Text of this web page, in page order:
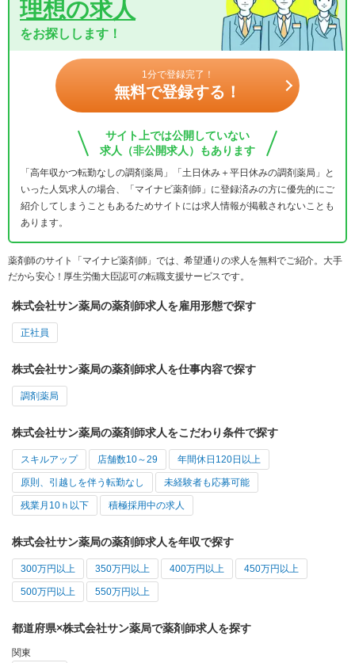
理想の求人
をお探しします！
1分で登録完了！
無料で登録する！
サイト上では公開していない
求人（非公開求人）もあります
「高年収かつ転勤なしの調剤薬局」「土日休み＋平日休みの調剤薬局」と
いった人気求人の場合、「マイナビ薬剤師」に登録済みの方に優先的にご
紹介してしまうこともあるためサイトには求人情報が掲載されないことも
あります。
薬剤師のサイト「マイナビ薬剤師」では、希望通りの求人を無料でご紹介。大手
だから安心！厚生労働大臣認可の転職支援サービスです。
株式会社サン薬局の薬剤師求人を雇用形態で探す
正社員
株式会社サン薬局の薬剤師求人を仕事内容で探す
調剤薬局
株式会社サン薬局の薬剤師求人をこだわり条件で探す
スキルアップ 店舗数10～29 年間休日120日以上
原則、引越しを伴う転勤なし 未経験者も応募可能
残業月10ｈ以下 積極採用中の求人
株式会社サン薬局の薬剤師求人を年収で探す
300万円以上 350万円以上 400万円以上 450万円以上
500万円以上 550万円以上
都道府県×株式会社サン薬局で薬剤師求人を探す
関東